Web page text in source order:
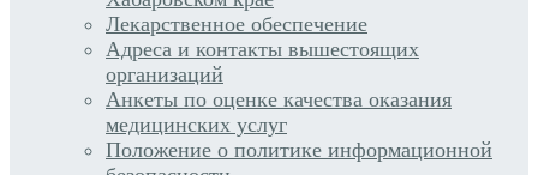
Лекарственное обеспечение
Адреса и контакты вышестоящих
организаций
Анкеты по оценке качества оказания
медицинских услуг
Положение о политике информационной